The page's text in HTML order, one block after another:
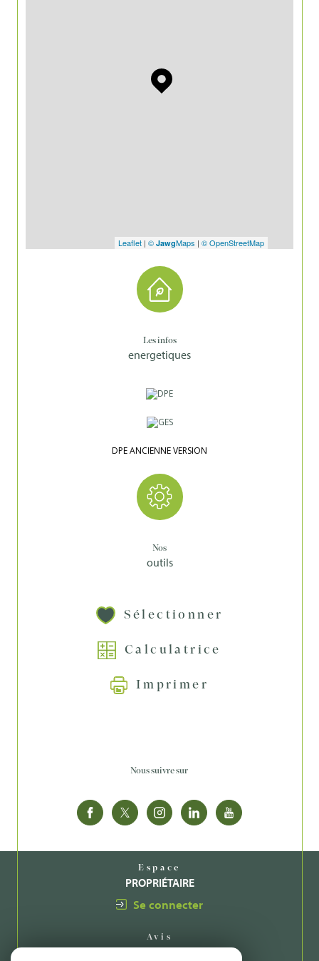
Les infos
energetiques
DPE ANCIENNE VERSION
Nos
outils
Sélectionner
Calculatrice
Imprimer
Leaflet | © JawgMaps | © OpenStreetMap
Nous suivre sur
Espace
PROPRIÉTAIRE
Se connecter
Avis
CLIENTS